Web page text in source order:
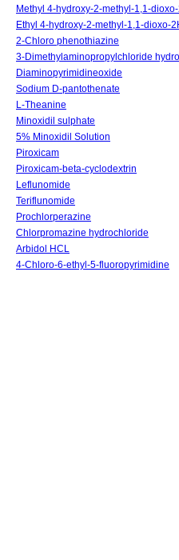
Methyl 4-hydroxy-2-methyl-1,1-
Ethyl 4-hydroxy-2-methyl-1,1-dioxo-
2-Chloro phenothiazine
3-Dimethylaminopropylchloride
Diaminopyrimidineoxide
Sodium D-pantothenate
L-Theanine
Minoxidil sulphate
5% Minoxidil Solution
Piroxicam
Piroxicam-beta-cyclodextrin
Leflunomide
Teriflunomide
Prochlorperazine
Chlorpromazine hydrochloride
Arbidol HCL
4-Chloro-6-ethyl-5-fluoropyrimidine